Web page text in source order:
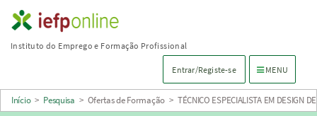
Saltar
para
principal
Instituto do Emprego e Formação Profissional
Entrar/Registe-se Menu de
MENU
Início > Pesquisa > Ofertas de Formação > TÉCNICO ESPECIALISTA EM DESIGN